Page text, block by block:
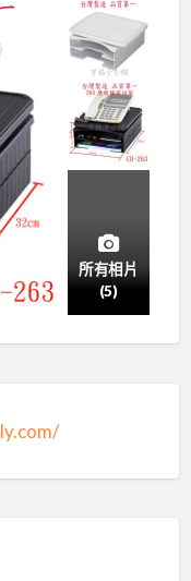
所有相片
(5)